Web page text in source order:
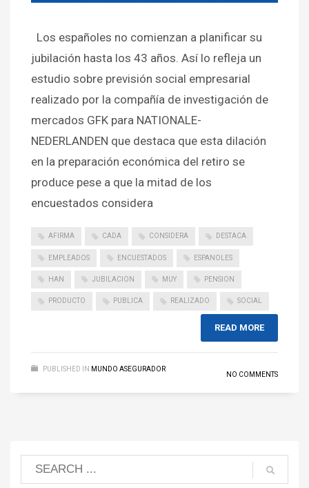
Los españoles no comienzan a planificar su
jubilación hasta los 43 años. Así lo refleja un
estudio sobre previsión social empresarial
realizado por la compañía de investigación de
mercados GFK para NATIONALE-
NEDERLANDEN que destaca que esta dilación
en la preparación económica del retiro se
produce pese a que la mitad de los
encuestados considera
AFIRMA CADA CONSIDERA DESTACA
EMPLEADOS ENCUESTADOS ESPANOLES
HAN JUBILACION MUY PENSION
PRODUCTO PUBLICA REALIZADO SOCIAL
READ MORE
PUBLISHED IN MUNDO ASEGURADOR
NO COMMENTS